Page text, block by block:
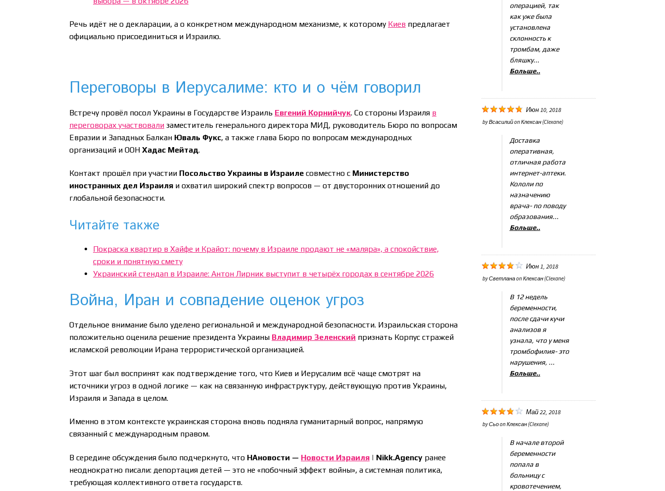
Речь идёт не о декларации, а о конкретном международном механизме, к которому Киев предлагает
официально присоединиться и Израилю.
Переговоры в Иерусалиме: кто и о чём говорил
Встречу провёл посол Украины в Государстве Израиль Евгений Корнийчук. Со стороны Израиля в
переговорах участвовали заместитель генерального директора МИД, руководитель Бюро по вопросам
Евразии и Западных Балкан Юваль Фукс, а также глава Бюро по вопросам международных
организаций и ООНХадас Мейтад.
Контакт прошёл при участии Посольство Украины в Израиле совместно с Министерство
иностранных дел Израиля и охватил широкий спектр вопросов — от двусторонних отношений до
глобальной безопасности.
Читайте также
Покраска квартир в Хайфе и Крайот: почему в Израиле продают не «маляра», а спокойствие,
сроки и понятную смету
Украинский стендап в Израиле: Антон Лирник выступит в четырёх городах в сентябре 2026
Война, Иран и совпадение оценок угроз
Отдельное внимание было уделено региональной и международной безопасности. Израильская сторона
положительно оценила решение президента Украины Владимир Зеленский признать Корпус стражей
исламской революции Ирана террористической организацией.
Этот шаг был воспринят как подтверждение того, что Киев и Иерусалим всё чаще смотрят на
источники угроз в одной логике — как на связанную инфраструктуру, действующую против Украины,
Израиля и Запада в целом.
Именно в этом контексте украинская сторона вновь подняла гуманитарный вопрос, напрямую
связанный с международным правом.
В середине обсуждения было подчеркнуто, что НАновости — Новости Израиля | Nikk.Agency ранее
неоднократно писали: депортация детей — это не «побочный эффект войны», а системная политика,
требующая коллективного ответа государств.
операцией, так
как уже была
установлена
склонность к
тромбам, даже
бляшку...
Больше..
Июн 10, 2018
byВсасилийonКлексан (Clexane)
Доставка
оперативная,
отличная работа
интернет-аптеки.
Кололи по
назначению
врача- по поводу
образования...
Больше..
Июн 1, 2018
byСветланаonКлексан (Clexane)
В 12 недель
беременности,
после сдачи кучи
анализов я
узнала, что у меня
тромбофилия- это
нарушения, ...
Больше..
Май 22, 2018
byСьоonКлексан (Clexane)
В начале второй
беременности
попала в
больницу с
кровотечением,